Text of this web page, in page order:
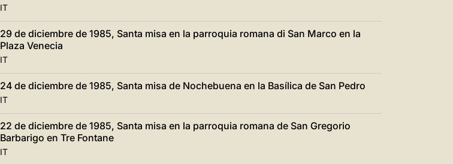
中文
IT
29 de diciembre de 1985, Santa misa en la parroquia romana di San Marco en la
Plaza Venecia
IT
24 de diciembre de 1985, Santa misa de Nochebuena en la Basílica de San Pedro
IT
22 de diciembre de 1985, Santa misa en la parroquia romana de San Gregorio
Barbarigo en Tre Fontane
IT